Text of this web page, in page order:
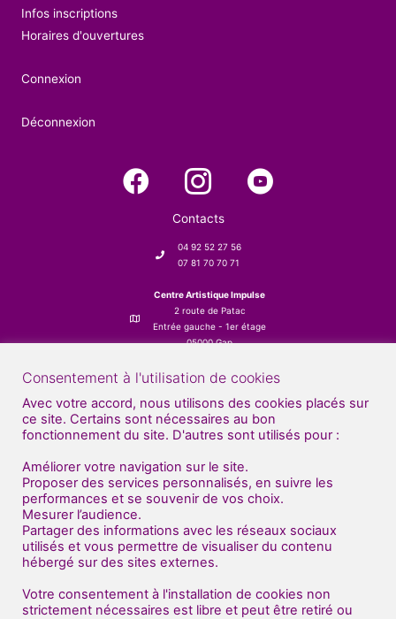
Infos inscriptions
Horaires d'ouvertures
Connexion
Déconnexion
Contacts
04 92 52 27 56
07 81 70 70 71
Centre Artistique Impulse
2 route de Patac
Entrée gauche - 1er étage
05000 Gap
Consentement à l'utilisation de cookies
Avec votre accord, nous utilisons des cookies placés sur
ce site. Certains sont nécessaires au bon
fonctionnement du site. D'autres sont utilisés pour :
Améliorer votre navigation sur le site.
Proposer des services personnalisés, en suivre les
performances et se souvenir de vos choix.
Mesurer l’audience.
Partager des informations avec les réseaux sociaux
utilisés et vous permettre de visualiser du contenu
hébergé sur des sites externes.
Votre consentement à l'installation de cookies non
strictement nécessaires est libre et peut être retiré ou